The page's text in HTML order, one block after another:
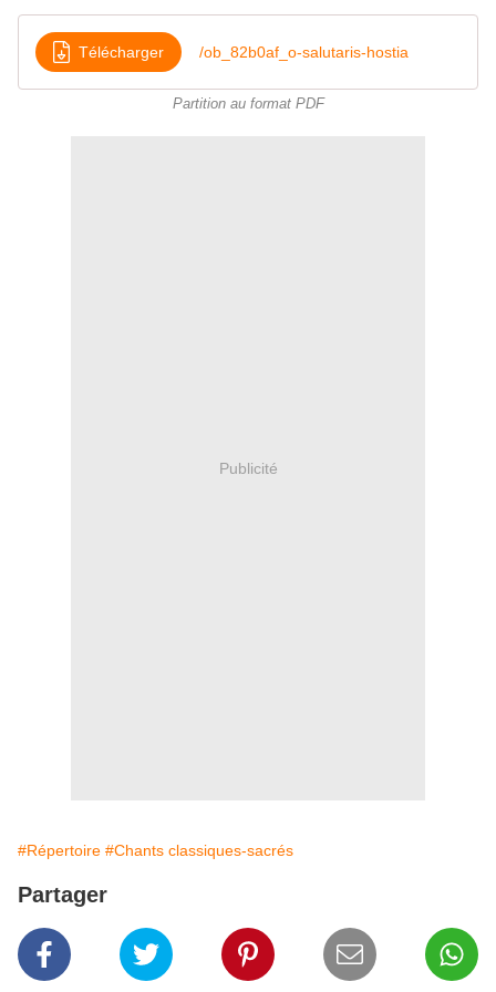
Télécharger /ob_82b0af_o-salutaris-hostia
Partition au format PDF
Publicité
#Répertoire #Chants classiques-sacrés
Partager